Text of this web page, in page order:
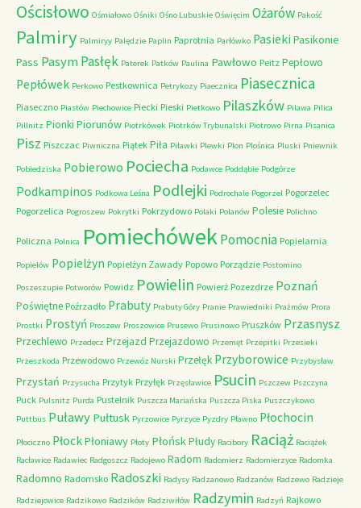
Ościsłowo Ośmiałowo Ośniki Ośno Lubuskie Oświęcim Ożarów Pakość
Palmiry Palmiryy Palędzie Paplin Paprotnia Parłówko Pasieki Pasikonie
Pass PasymPasłęk Paterek Patków Paulina Pawłowo Peitz Pepłowo
Pepłówek Perkowo Pestkownica Petrykozy Piaecznica Piasecznica
Piaseczno Piastów Piechowice Piecki Pieski Pietkowo Pilaszków Pilawa Pilica
Pillnitz Pionki Piorunów Piotrkówek Piotrków Trybunalski Piotrowo Pirna Pisanica
Pisz Piszczac Piwniczna Piątek Piła Piławki Plewki Plon Plośnica Pluski Pniewnik
Pobiedziska Pobierowo Pociecha Podawce Poddąbie Podgórze
Podkampinos Podkowa Leśna Podlejki Podrochale Pogorzel Pogorzelec
Pogorzelica Pogroszew Pokrytki Pokrzydowo Polaki Polanów Polesie Polichno
Policzna Polnica PomiechówekPomocnia Popielarnia
Popielów Popielżyn Popielżyn Zawady Popowo Porządzie Postomino
Poszeszupie Potworów Powidz Powielin Powierż Pozezdrze Poznań
Poświętne Poźrzadło Prabuty Prabuty Góry Pranie Prawiedniki Prażmów Prora
Prostki Prostyń Proszew Proszowice Prusewo Prusinowo Pruszków Przasnysz
Przechlewo Przedecz Przejazd Przejazdowo Przemęt Przepitki Przesieki
Przeszkoda Przewodowo Przewóz Nurski Przełęk Przyborowice Przybysław
Przystań Przysucha Przytyk Przyłęk Przęsławice Psucin Pszczew Pszczyna
Puck Pulsnitz Purda Pustelnik Puszcza Mariańska Puszcza Piska Puszczykowo
Puttbus Puławy Pułtusk Pyrzowice Pyrzyce Pyzdry Pławno Płochocin
Płociczno PłockPłoniawy Płoty PłońskPłudy Racibory Raciąż Raciążek
Racławice Radawiec Radgoszcz Radojewo Radom Radomierz Radomierzyce Radomka
Radomno Radomsko Radoszki Radysy Radzanowo Radzanów Radzewo Radzieje
Radziejowice Radzikowo Radzików Radziwiłów Radzymin Radzyń Rajkowo